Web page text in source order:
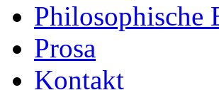
Philosophische
Prosa
Kontakt